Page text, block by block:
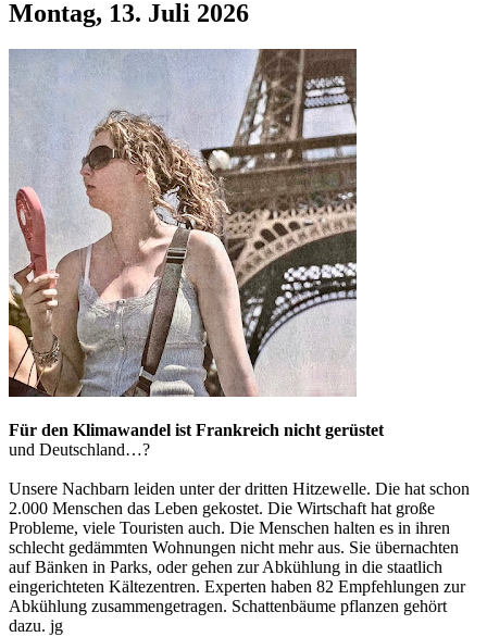
Montag, 13. Juli 2026
Für den Klimawandel ist Frankreich nicht gerüstet
und Deutschland…?
Unsere Nachbarn leiden unter der dritten Hitzewelle. Die hat schon
2.000 Menschen das Leben gekostet. Die Wirtschaft hat große
Probleme, viele Touristen auch. Die Menschen halten es in ihren
schlecht gedämmten Wohnungen nicht mehr aus. Sie übernachten
auf Bänken in Parks, oder gehen zur Abkühlung in die staatlich
eingerichteten Kältezentren. Experten haben 82 Empfehlungen zur
Abkühlung zusammengetragen. Schattenbäume pflanzen gehört
dazu. jg